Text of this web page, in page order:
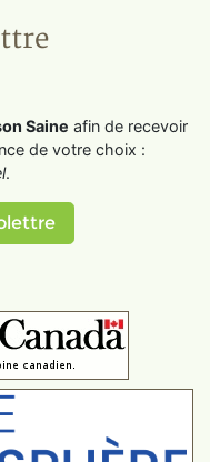
Saine afin de recevoir
de votre choix :
.